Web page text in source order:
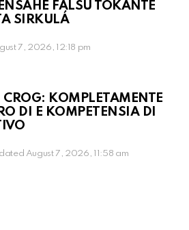
FALSU TOKANTE
SIRKULÁ
7, 2026, 12:18 pm
CROG: KOMPLETAMENTE
DI E KOMPETENSIA DI
August 7, 2026, 11:58 am